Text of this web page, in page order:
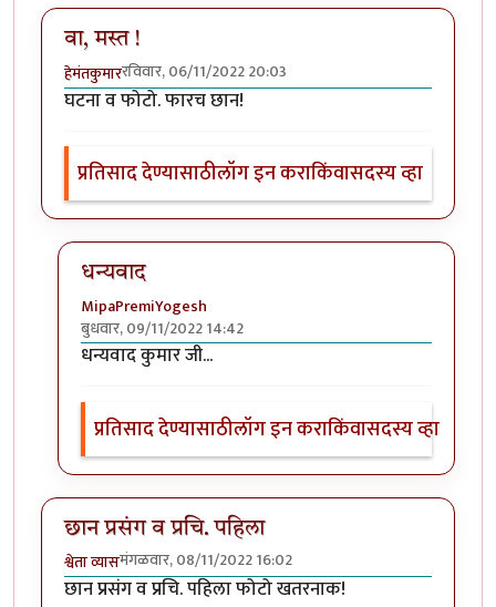
वा, मस्त !
हेमंतकुमाररविवार, 06/11/2022 20:03
घटना व फोटो. फारच छान!
प्रतिसाद देण्यासाठीलॉग इन कराकिंवासदस्य व्हा
धन्यवाद
MipaPremiYogesh
बुधवार, 09/11/2022 14:42
In reply toवा, मस्त !
धन्यवाद कुमार जी...
प्रतिसाद देण्यासाठीलॉग इन कराकिंवासदस्य व्हा
छान प्रसंग व प्रचि. पहिला
श्वेता व्यासमंगळवार, 08/11/2022 16:02
छान प्रसंग व प्रचि. पहिला फोटो खतरनाक!